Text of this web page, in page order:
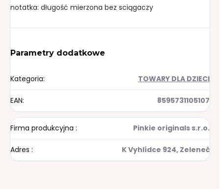
notatka: długość mierzona bez sciągaczy
Parametry dodatkowe
Kategoria: TOWARY DLA DZIECI
EAN: 8595731105107
Firma produkcyjna : Pinkie originals s.r.o.
Adres : K Vyhlídce 924, Zeleneč